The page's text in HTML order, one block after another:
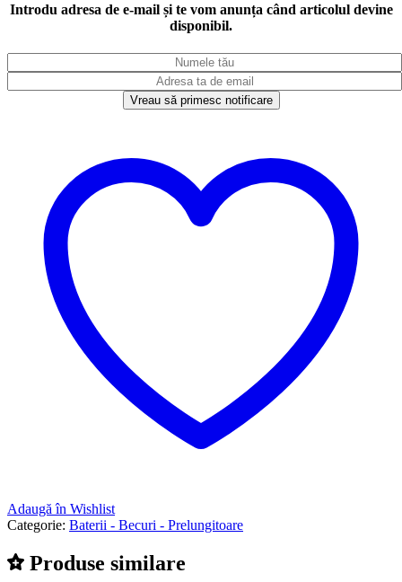
Introdu adresa de e-mail și te vom anunța când articolul devine
disponibil.
Vreau să primesc notificare
Adaugă în Wishlist
Categorie: Baterii - Becuri - Prelungitoare
Produse similare